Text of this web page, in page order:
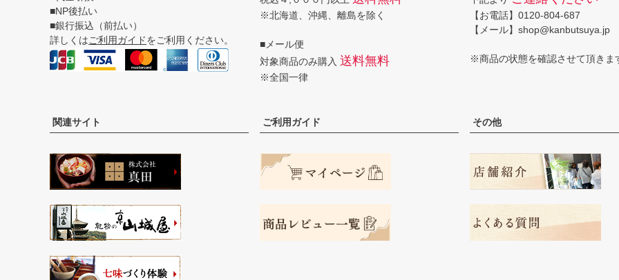
■NP後払い
■銀行振込（前払い）
詳しくはご利用ガイドをご利用ください。
※北海道、沖縄、離島を除く
■メール便
対象商品のみ購入 送料無料
※全国一律
【お電話】0120-804-687
【メール】shop@kanbutsuya.jp
※商品の状態を確認させて頂きま
関連サイト ご利用ガイド その他